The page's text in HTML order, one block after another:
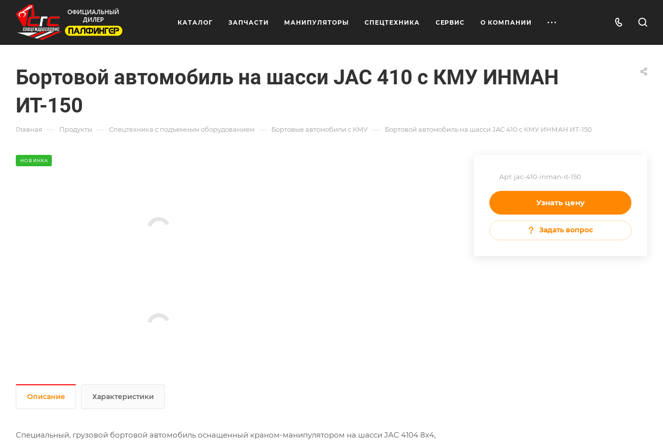
КАТАЛОГ ЗАПЧАСТИ МАНИПУЛЯТОРЫ СПЕЦТЕХНИКА СЕРВИС О КОМПАНИИ
Бортовой автомобиль на шасси JAC 410 с КМУ ИНМАН
ИТ-150
Главная — Продукты — Спецтехника с подъемным оборудованием — Бортовые автомобили с КМУ — Бортовой автомобиль на шасси JAC 410 с КМУ ИНМАН ИТ-150
Арт. jac-410-inman-it-150
Узнать цену
Задать вопрос
НОВИНКА
Описание Характеристики
Специальный, грузовой бортовой автомобиль оснащенный краном-манипулятором на шасси JAC 4104 8х4,